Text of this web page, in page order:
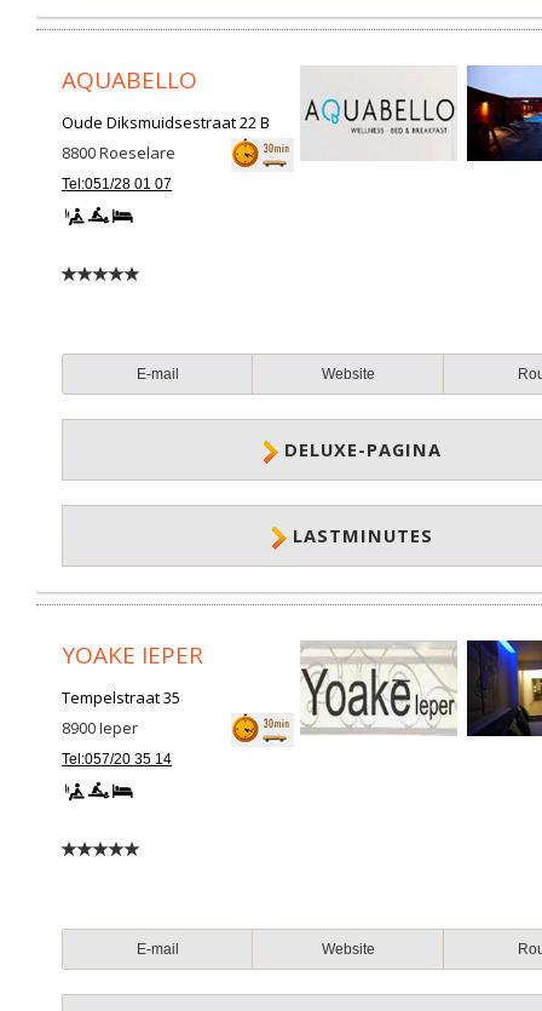
AQUABELLO
Oude Diksmuidsestraat 22 B
8800Roeselare
Tel:051/28 01 07
E-mail Website
DELUXE-PAGINA
LASTMINUTES
YOAKE IEPER
Tempelstraat 35
8900Ieper
Tel:057/20 35 14
E-mail Website